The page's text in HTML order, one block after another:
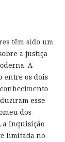
têm sido um
a justiça
A
entre os dois
esse
dos
a Inquisição
limitada no